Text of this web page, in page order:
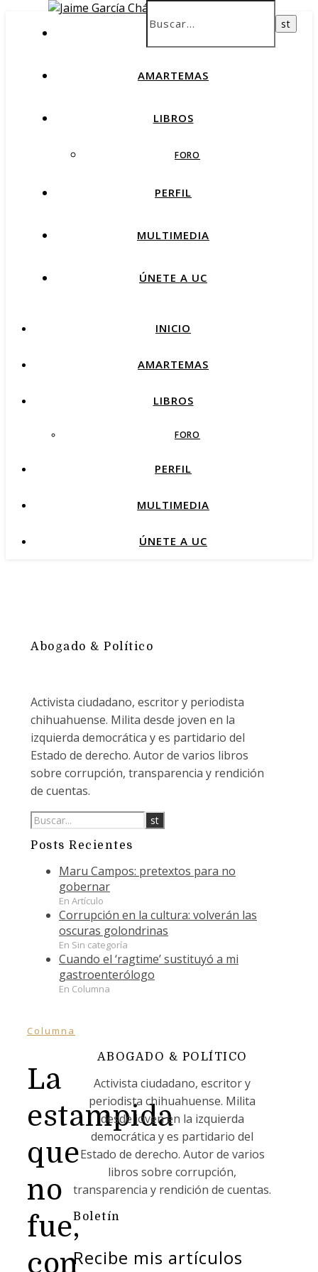
AMARTEMAS
LIBROS
FORO
PERFIL
MULTIMEDIA
ÚNETE A UC
INICIO
AMARTEMAS
LIBROS
FORO
PERFIL
MULTIMEDIA
ÚNETE A UC
Abogado & Político
Activista ciudadano, escritor y periodista
chihuahuense. Milita desde joven en la
izquierda democrática y es partidario del
Estado de derecho. Autor de varios libros
sobre corrupción, transparencia y rendición
de cuentas.
Posts Recientes
Maru Campos: pretextos para no
gobernar
En Artículo
Corrupción en la cultura: volverán las
oscuras golondrinas
En Sin categoría
Cuando el ‘ragtime’ sustituyó a mi
gastroenterólogo
En Columna
Columna
La
estampida
que
no
fue,
con
ABOGADO & POLÍTICO
Activista ciudadano, escritor y
periodista chihuahuense. Milita
desde joven en la izquierda
democrática y es partidario del
Estado de derecho. Autor de varios
libros sobre corrupción,
transparencia y rendición de cuentas.
Boletín
Recibe mis artículos